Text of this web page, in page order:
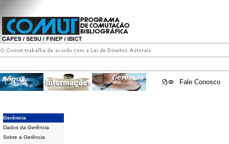
Fale Conosco
Gerência
Dados da Gerência
Sobre a Gerência